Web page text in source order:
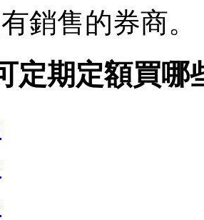
銷售的券商。
定期定額買哪